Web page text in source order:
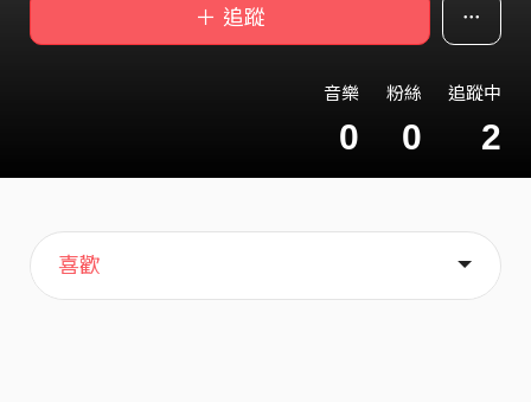
＋ 追蹤
音樂
0
粉絲
0
追蹤中
2
主頁
喜歡
關於